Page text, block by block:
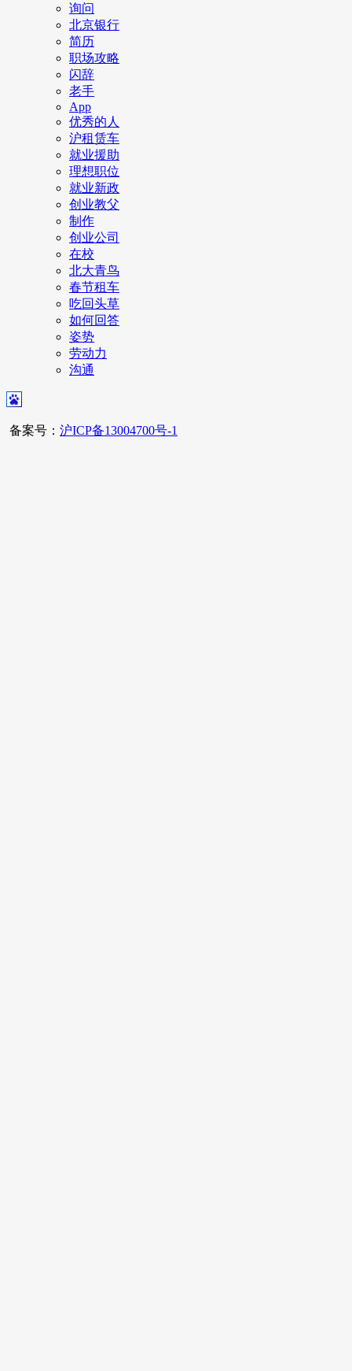
询问
北京银行
简历
职场攻略
闪辞
老手
App
优秀的人
沪租赁车
就业援助
理想职位
就业新政
创业教父
制作
创业公司
在校
北大青鸟
春节租车
吃回头草
如何回答
姿势
劳动力
沟通
备案号： 沪ICP备13004700号-1